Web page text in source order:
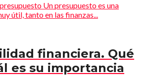
Un presupuesto es una
útil, tanto en las finanzas...
financiera. Qué
es su importancia